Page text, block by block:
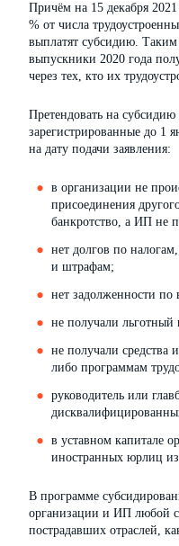
Причём на 15 декабря
% от числа
выплатят субсидию. Таким
выпускники 2020 года
через тех, кто их
Претендовать на
зарегистрированные до 1
на дату подачи заявления:
в организации не
присоединения
банкротство, а ИП не
нет долгов по
и штрафам;
нет задолженности по
не получали льготный
не получали средства
либо программам
руководитель или
в уставном капитале
иностранных юрлиц
В программе
организации и ИП любой
пострадавших отраслей,